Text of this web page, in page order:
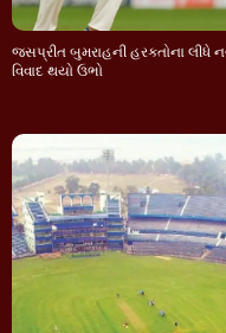
જસપ્રીત બુમરાહની હરકતોના લીધે
વિવાદ થયો ઉભો